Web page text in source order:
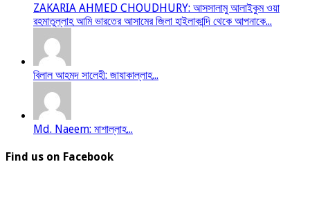
ZAKARIA AHMED CHOUDHURY: আসসালামু আলাইকুম ওয়া
রহমাতুল্লাহ আমি ভারতের আসামের জিলা হাইলাকান্দি থেকে আপনাকে...
বিলাল আহমদ সালেহী: জাযাকাল্লাহ...
Md. Naeem: মাশাল্লাহ...
Find us on Facebook